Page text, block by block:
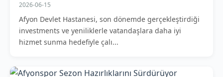
2026-06-15
Afyon Devlet Hastanesi, son dönemde gerçekleştirdiği
investments ve yeniliklerle vatandaşlara daha iyi
hizmet sunma hedefiyle çalı...